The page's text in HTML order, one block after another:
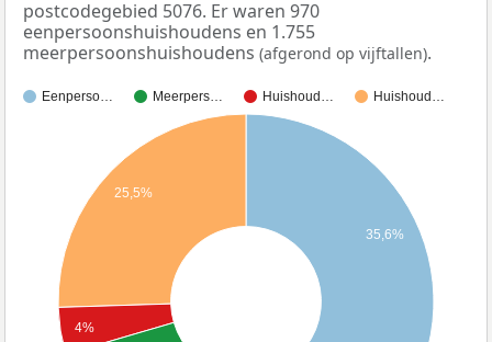
postcodegebied 5076. Er waren 970
eenpersoonshuishoudens en 1.755
meerpersoonshuishoudens (afgerond op vijftallen).
Eenperso… Meerpers… Huishoud… Huishoud…
35,6%
25,5%
4%